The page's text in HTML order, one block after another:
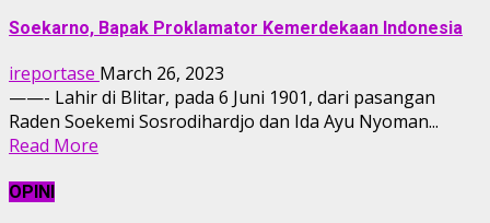
Soekarno, Bapak Proklamator Kemerdekaan Indonesia
ireportase March 26, 2023
——- Lahir di Blitar, pada 6 Juni 1901, dari pasangan
Raden Soekemi Sosrodihardjo dan Ida Ayu Nyoman...
Read More
OPINI